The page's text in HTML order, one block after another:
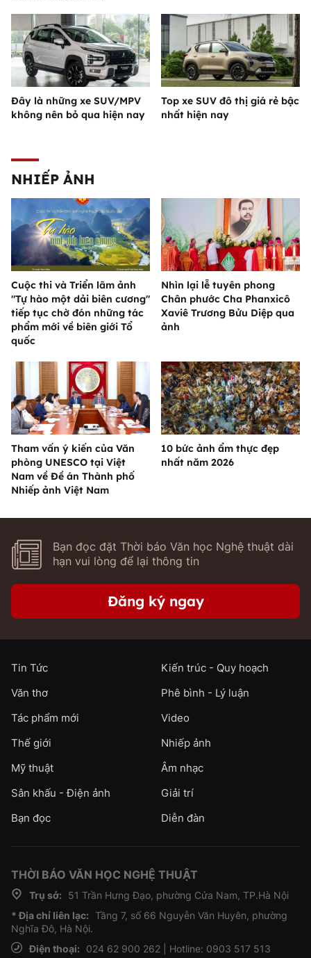
Đây là những xe SUV/MPV
không nên bỏ qua hiện nay
Top xe SUV đô thị giá rẻ bậc
nhất hiện nay
NHIẾP ẢNH
Cuộc thi và Triển lãm ảnh
"Tự hào một dải biên cương"
tiếp tục chờ đón những tác
phẩm mới về biên giới Tổ
quốc
Nhìn lại lễ tuyên phong
Chân phước Cha Phanxicô
Xaviê Trương Bửu Diệp qua
ảnh
Tham vấn ý kiến của Văn
phòng UNESCO tại Việt
Nam về Đề án Thành phố
Nhiếp ảnh Việt Nam
10 bức ảnh ẩm thực đẹp
nhất năm 2026
Bạn đọc đặt Thời báo Văn học Nghệ thuật dài
hạn vui lòng để lại thông tin
Đăng ký ngay
Tin Tức
Kiến trúc - Quy hoạch
Văn thơ
Phê bình - Lý luận
Tác phẩm mới
Video
Thế giới
Nhiếp ảnh
Mỹ thuật
Âm nhạc
Sân khấu - Điện ảnh
Giải trí
Bạn đọc
Diễn đàn
THỜI BÁO VĂN HỌC NGHỆ THUẬT
Trụ sở:
51 Trần Hưng Đạo, phường Cửa Nam, TP.Hà Nội
* Địa chỉ liên lạc: Tầng 7, số 66 Nguyễn Văn Huyên, phường
Nghĩa Đô, Hà Nội.
Điện thoại:
024 62 900 262 | Hotline: 0903 517 513